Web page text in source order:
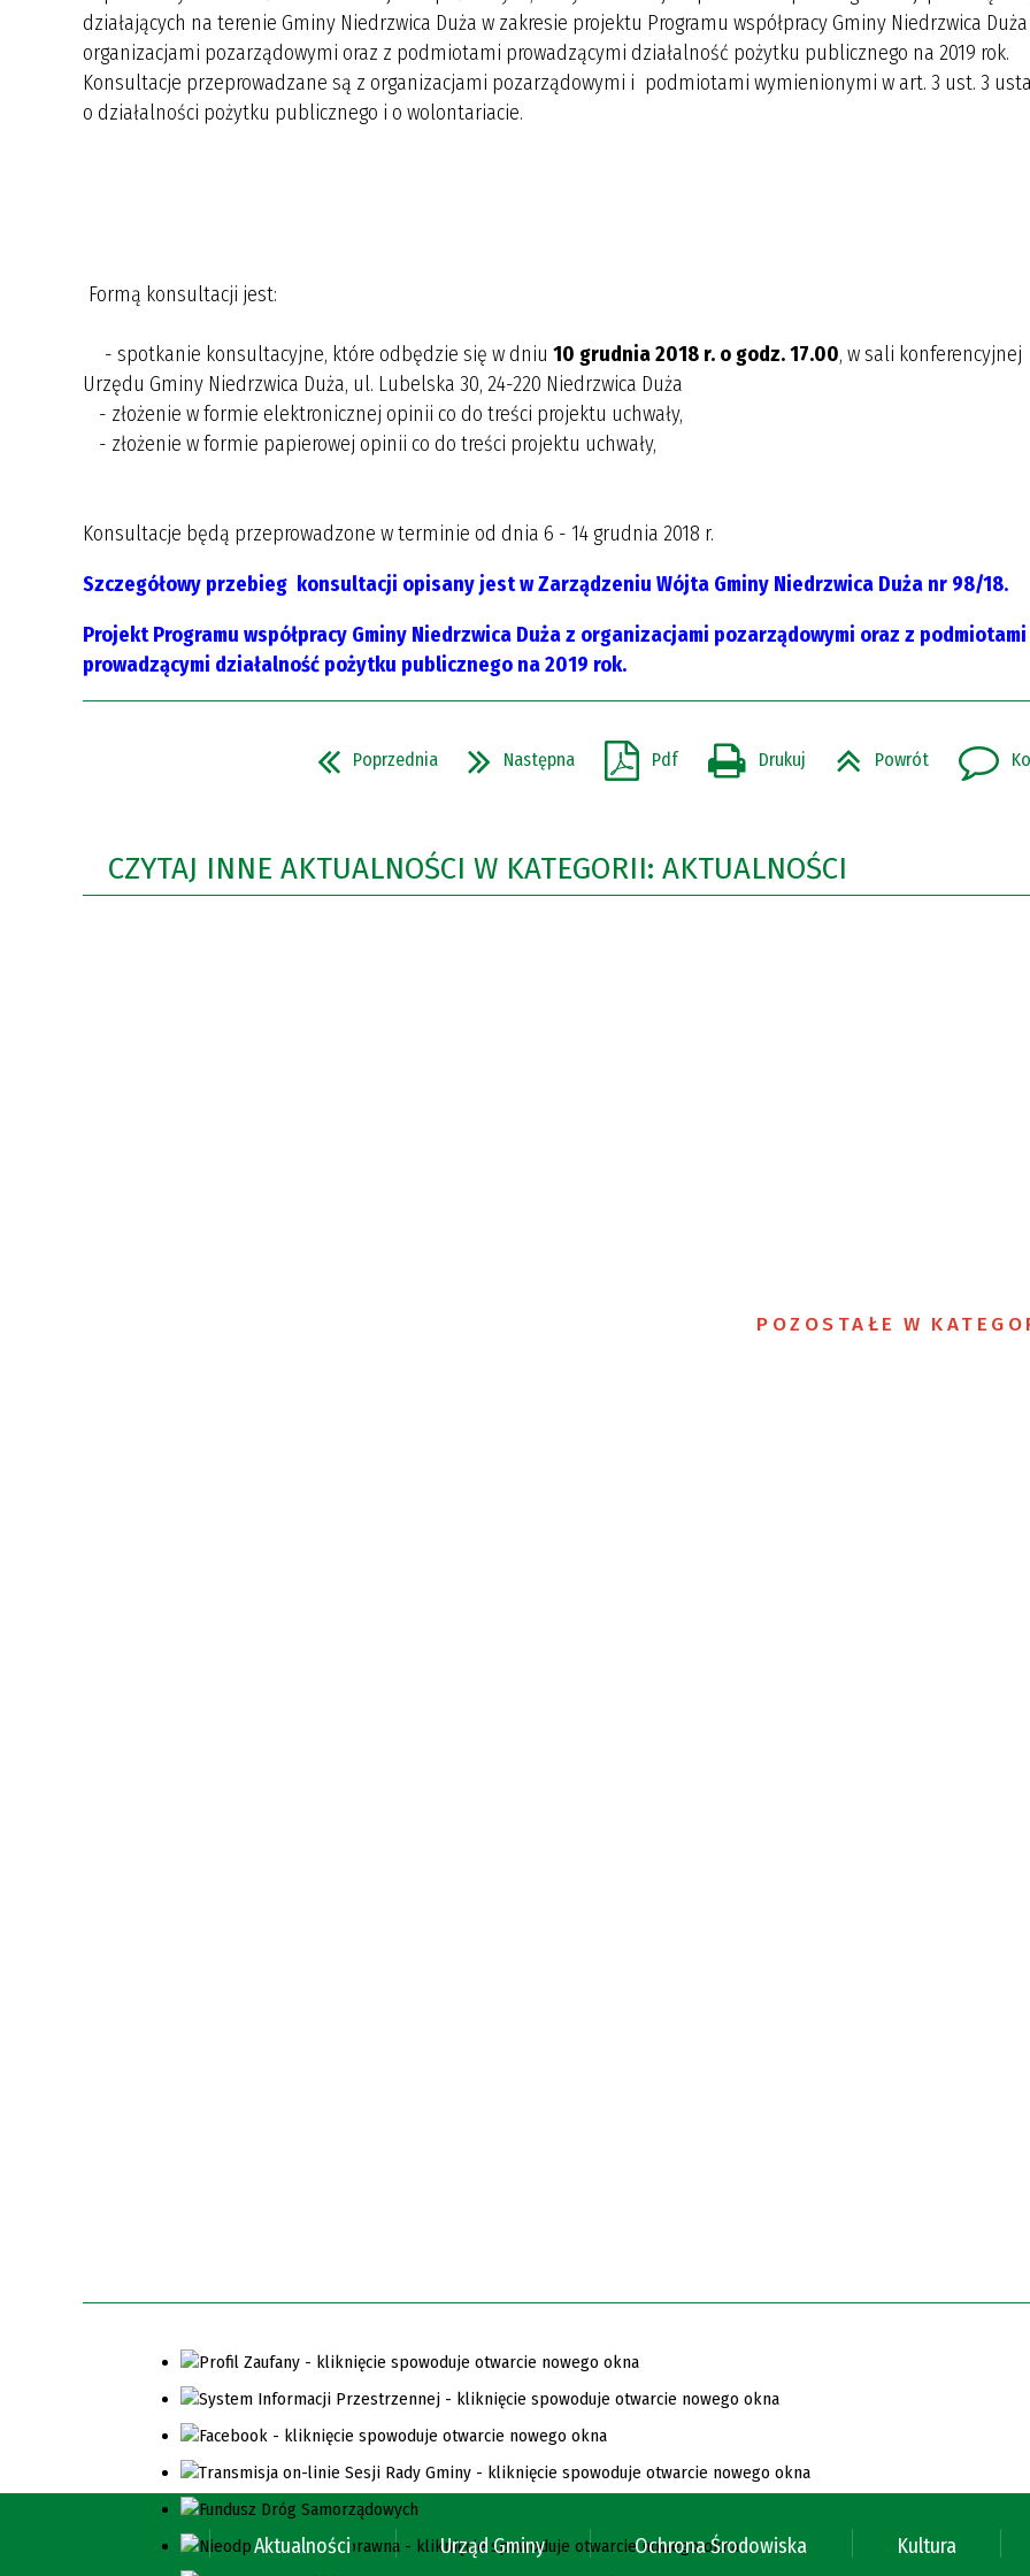
działających na terenie Gminy Niedrzwica Duża w zakresie projektu Programu współpracy Gminy Niedrzwica
organizacjami pozarządowymi oraz z podmiotami prowadzącymi działalność pożytku publicznego na 2019 rok.
Konsultacje przeprowadzane są z organizacjami pozarządowymi i podmiotami wymienionymi w art. 3 ust. 3
o działalności pożytku publicznego i o wolontariacie.
Formą konsultacji jest:
- spotkanie konsultacyjne, które odbędzie się w dniu 10 grudnia 2018 r. o godz. 17.00, w sali konferencyjnej
Urzędu Gminy Niedrzwica Duża, ul. Lubelska 30, 24-220 Niedrzwica Duża
- złożenie w formie elektronicznej opinii co do treści projektu uchwały,
- złożenie w formie papierowej opinii co do treści projektu uchwały,
Konsultacje będą przeprowadzone w terminie od dnia 6 - 14 grudnia 2018 r.
Szczegółowy przebieg konsultacji opisany jest w Zarządzeniu Wójta Gminy Niedrzwica Duża nr 98/18.
Projekt Programu współpracy Gminy Niedrzwica Duża z organizacjami pozarządowymi oraz z podmiotami
prowadzącymi działalność pożytku publicznego na 2019 rok.
Poprzednia Następna Pdf Drukuj Powrót
CZYTAJ INNE AKTUALNOŚCI W KATEGORII: AKTUALNOŚCI
POZOSTAŁE W
Aktualności Urząd Gminy Ochrona Środowiska Kultura